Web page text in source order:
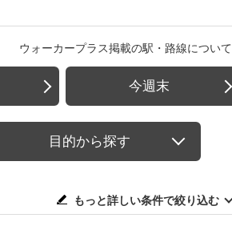
ウォーカープラス掲載の駅・路線について
今週末
目的から探す
もっと詳しい条件で絞り込む